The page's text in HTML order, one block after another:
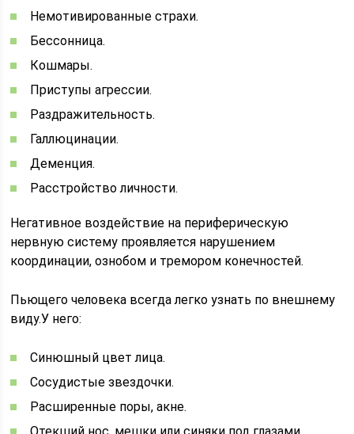
Немотивированные страхи.
Бессонница.
Кошмары.
Приступы агрессии.
Раздражительность.
Галлюцинации.
Деменция.
Расстройство личности.
Негативное воздействие на периферическую
нервную систему проявляется нарушением
координации, ознобом и тремором конечностей.
Пьющего человека всегда легко узнать по внешнему
виду.У него:
Синюшный цвет лица.
Сосудистые звездочки.
Расширенные поры, акне.